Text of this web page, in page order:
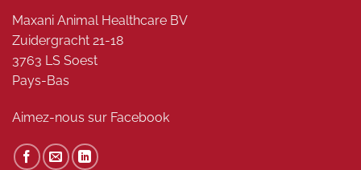
Maxani Animal Healthcare BV
Zuidergracht 21-18
3763 LS Soest
Pays-Bas
Aimez-nous sur Facebook